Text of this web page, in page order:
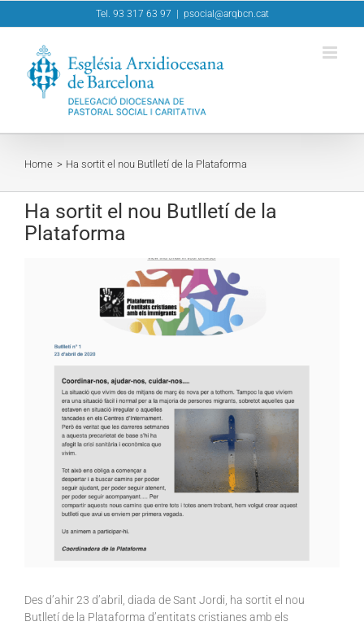
to
Tel. 93 317 63 97 psocial@arqbcn.cat
Home Ha sortit el nou Butlletí de la Plataforma
Ha sortit el nou Butlletí de la
Plataforma
Des d’ahir 23 d’abril, diada de Sant Jordi, ha sortit el nou
Butlletí de la Plataforma d’entitats cristianes amb els